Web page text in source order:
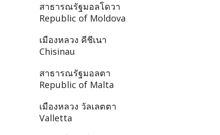
สาธารณรัฐมอลโดวา
Republic of Moldova
เมืองหลวง คีชีเนา
Chisinau
สาธารณรัฐมอลตา
Republic of Malta
เมืองหลวง วัลเลตตา
Valletta